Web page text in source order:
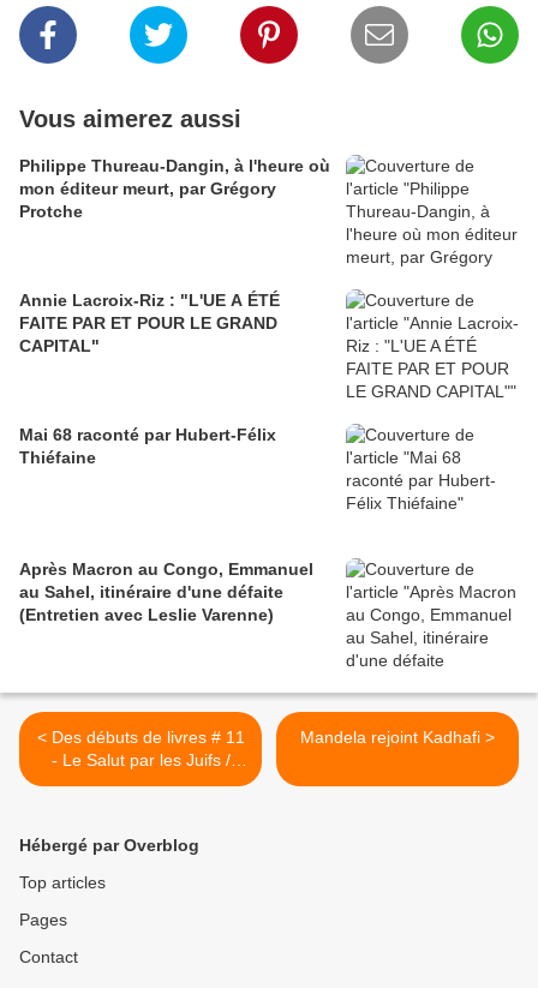
Vous aimerez aussi
Philippe Thureau-Dangin, à l'heure où
mon éditeur meurt, par Grégory
Protche
Annie Lacroix-Riz : "L'UE A ÉTÉ
FAITE PAR ET POUR LE GRAND
CAPITAL"
Mai 68 raconté par Hubert-Félix
Thiéfaine
Après Macron au Congo, Emmanuel
au Sahel, itinéraire d'une défaite
(Entretien avec Leslie Varenne)
< Des débuts de livres # 11
- Le Salut par les Juifs /
Léon Bloy lu par Protche
Mandela rejoint Kadhafi >
Hébergé par Overblog
Top articles
Pages
Contact